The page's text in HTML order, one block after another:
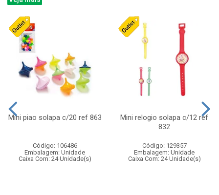
Mini piao solapa c/20 ref 863
Código: 106486
Embalagem: Unidade
Caixa Com: 24 Unidade(s)
Mini relogio solapa c/12 ref
832
Código: 129357
Embalagem: Unidade
Caixa Com: 24 Unidade(s)